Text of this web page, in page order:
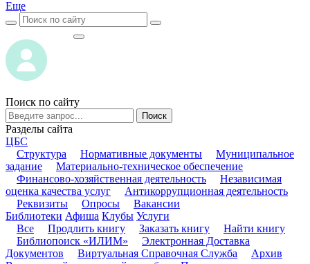
Еще
Поиск по сайту
Поиск
Разделы сайта
ЦБС
Структура
Нормативные документы
Муниципальное
задание
Материально-техническое обеспечение
Финансово-хозяйственная деятельность
Независимая
оценка качества услуг
Антикоррупционная деятельность
Реквизиты
Опросы
Вакансии
Библиотеки Афиша Клубы Услуги
Все
Продлить книгу Заказать книгу
Найти книгу
Библиопоиск «ИЛИМ»
Электронная Доставка
Документов
Виртуальная Справочная Служба
Архив